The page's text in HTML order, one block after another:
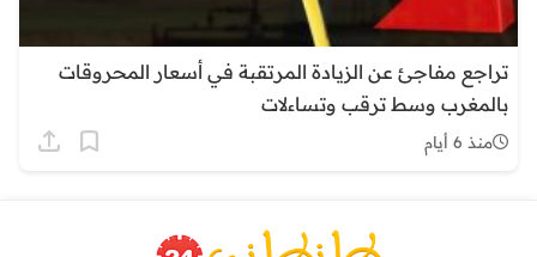
تراجع مفاجئ عن الزيادة المرتقبة في أسعار المحروقات
بالمغرب وسط ترقب وتساءلات
منذ 6 أيام